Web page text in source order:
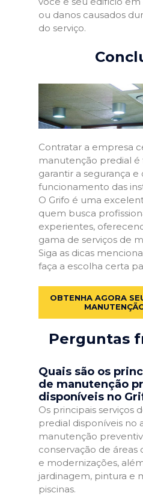
ou danos causados
do serviço.
Contratar a empresa
manutenção predial
garantir a segurança e
funcionamento das
O Grifo é uma
quem busca
experientes,
gama de serviços de
Siga as dicas
faça a escolha certa
OBTENHA AGORA
Perguntas
Quais são os
de manutenção
disponíveis no
Os principais serviços
predial disponíveis no
manutenção
conservação de áreas
e modernizações,
jardinagem, pintura e
piscinas.